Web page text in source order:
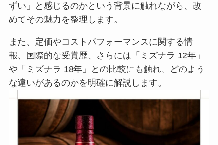
ずい」と感じるのかという背景に触れながら、改
めてその魅力を整理します。
また、定価やコストパフォーマンスに関する情
報、国際的な受賞歴、さらには「ミズナラ 12年」
や「ミズナラ 18年」との比較にも触れ、どのよう
な違いがあるのかを明確に解説します。